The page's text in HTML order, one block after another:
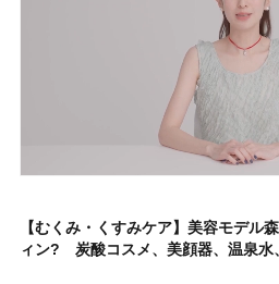
【むくみ・くすみケア】美容モデル
ィン? 炭酸コスメ、美顔器、温泉